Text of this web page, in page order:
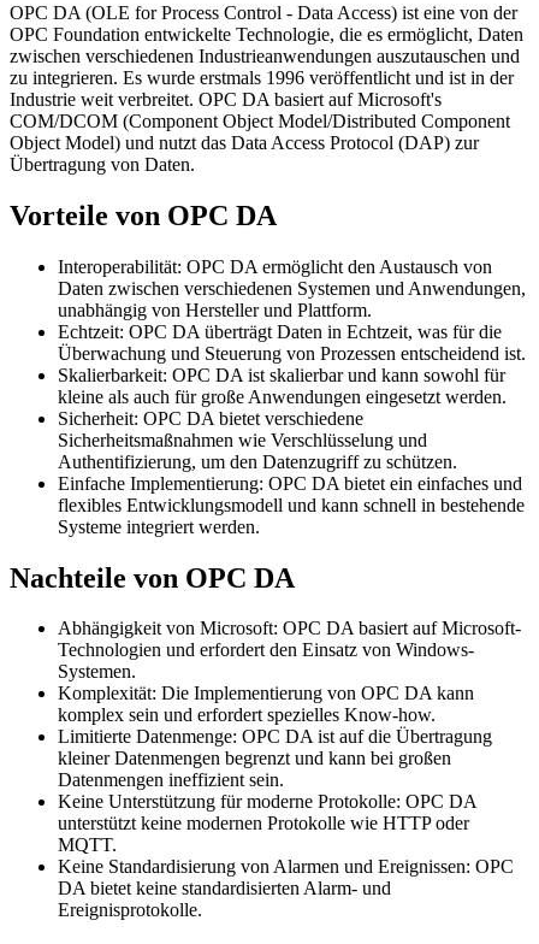
OPC DA (OLE for Process Control - Data Access) ist eine von der
OPC Foundation entwickelte Technologie, die es ermöglicht, Daten
zwischen verschiedenen Industrieanwendungen auszutauschen und
zu integrieren. Es wurde erstmals 1996 veröffentlicht und ist in der
Industrie weit verbreitet. OPC DA basiert auf Microsoft's
COM/DCOM (Component Object Model/Distributed Component
Object Model) und nutzt das Data Access Protocol (DAP) zur
Übertragung von Daten.
Vorteile von OPC DA
Interoperabilität: OPC DA ermöglicht den Austausch von
Daten zwischen verschiedenen Systemen und Anwendungen,
unabhängig von Hersteller und Plattform.
Echtzeit: OPC DA überträgt Daten in Echtzeit, was für die
Überwachung und Steuerung von Prozessen entscheidend ist.
Skalierbarkeit: OPC DA ist skalierbar und kann sowohl für
kleine als auch für große Anwendungen eingesetzt werden.
Sicherheit: OPC DA bietet verschiedene
Sicherheitsmaßnahmen wie Verschlüsselung und
Authentifizierung, um den Datenzugriff zu schützen.
Einfache Implementierung: OPC DA bietet ein einfaches und
flexibles Entwicklungsmodell und kann schnell in bestehende
Systeme integriert werden.
Nachteile von OPC DA
Abhängigkeit von Microsoft: OPC DA basiert auf Microsoft-
Technologien und erfordert den Einsatz von Windows-
Systemen.
Komplexität: Die Implementierung von OPC DA kann
komplex sein und erfordert spezielles Know-how.
Limitierte Datenmenge: OPC DA ist auf die Übertragung
kleiner Datenmengen begrenzt und kann bei großen
Datenmengen ineffizient sein.
Keine Unterstützung für moderne Protokolle: OPC DA
unterstützt keine modernen Protokolle wie HTTP oder
MQTT.
Keine Standardisierung von Alarmen und Ereignissen: OPC
DA bietet keine standardisierten Alarm- und
Ereignisprotokolle.